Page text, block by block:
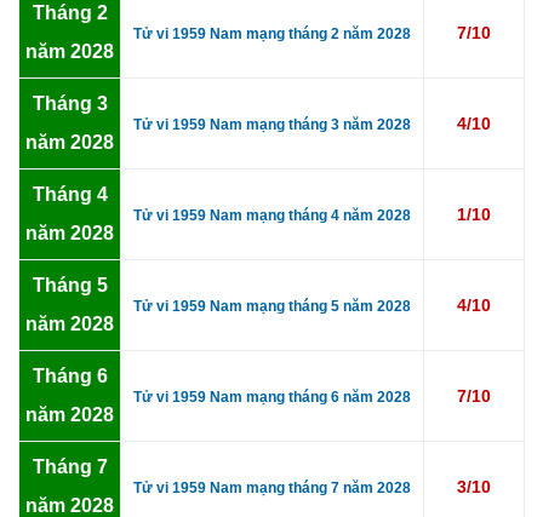
Tháng 2
năm 2028
Tử vi 1959 Nam mạng tháng 2 năm 2028 7/10
Tháng 3
năm 2028
Tử vi 1959 Nam mạng tháng 3 năm 2028 4/10
Tháng 4
năm 2028
Tử vi 1959 Nam mạng tháng 4 năm 2028 1/10
Tháng 5
năm 2028
Tử vi 1959 Nam mạng tháng 5 năm 2028 4/10
Tháng 6
năm 2028
Tử vi 1959 Nam mạng tháng 6 năm 2028 7/10
Tháng 7
năm 2028
Tử vi 1959 Nam mạng tháng 7 năm 2028 3/10